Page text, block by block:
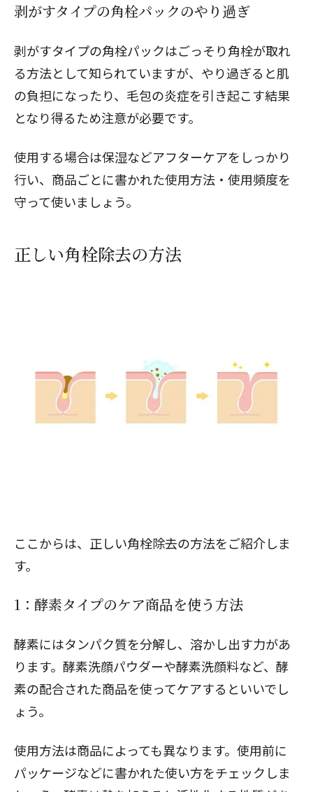
剥がすタイプの角栓パックのやり過ぎ
剥がすタイプの角栓パックはごっそり角栓が取れ
る方法として知られていますが、やり過ぎると肌
の負担になったり、毛包の炎症を引き起こす結果
となり得るため注意が必要です。
使用する場合は保湿などアフターケアをしっかり
行い、商品ごとに書かれた使用方法・使用頻度を
守って使いましょう。
正しい角栓除去の方法
ここからは、正しい角栓除去の方法をご紹介しま
す。
1：酵素タイプのケア商品を使う方法
酵素にはタンパク質を分解し、溶かし出す力があ
ります。酵素洗顔パウダーや酵素洗顔料など、酵
素の配合された商品を使ってケアするといいでし
ょう。
使用方法は商品によっても異なります。使用前に
パッケージなどに書かれた使い方をチェックしま